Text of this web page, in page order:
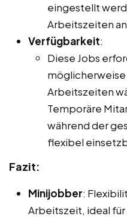
eingestellt
Arbeitszeiten
Verfügbarkeit:
Diese Jobs
Arbeitszeiten
Temporäre
während der
flexibel
Fazit:
Minijobber:
Arbeitszeit, ideal